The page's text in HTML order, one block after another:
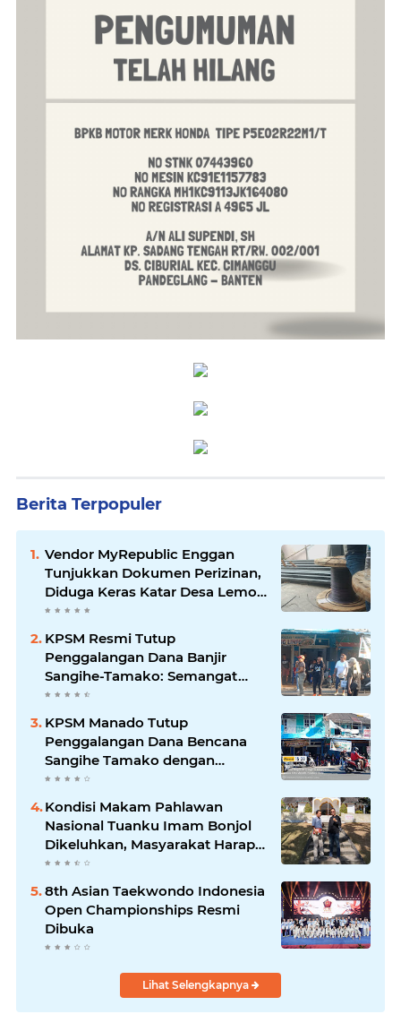
Berita Terpopuler
Vendor MyRepublic Enggan
Tunjukkan Dokumen Perizinan,
Diduga Keras Katar Desa Lemo
Disebut Handle Kordinasi
KPSM Resmi Tutup
Penggalangan Dana Banjir
Sangihe-Tamako: Semangat
Kebersamaan & Solidaritas
Tetap Terjaga
KPSM Manado Tutup
Penggalangan Dana Bencana
Sangihe Tamako dengan
Semangat Tinggi, Dihadiri
Banyak Seniman Ibu Kota
Kondisi Makam Pahlawan
Nasional Tuanku Imam Bonjol
Dikeluhkan, Masyarakat Harap
Pemerintah Segera Lakukan
Pembenahan
8th Asian Taekwondo Indonesia
Open Championships Resmi
Dibuka
Lihat Selengkapnya